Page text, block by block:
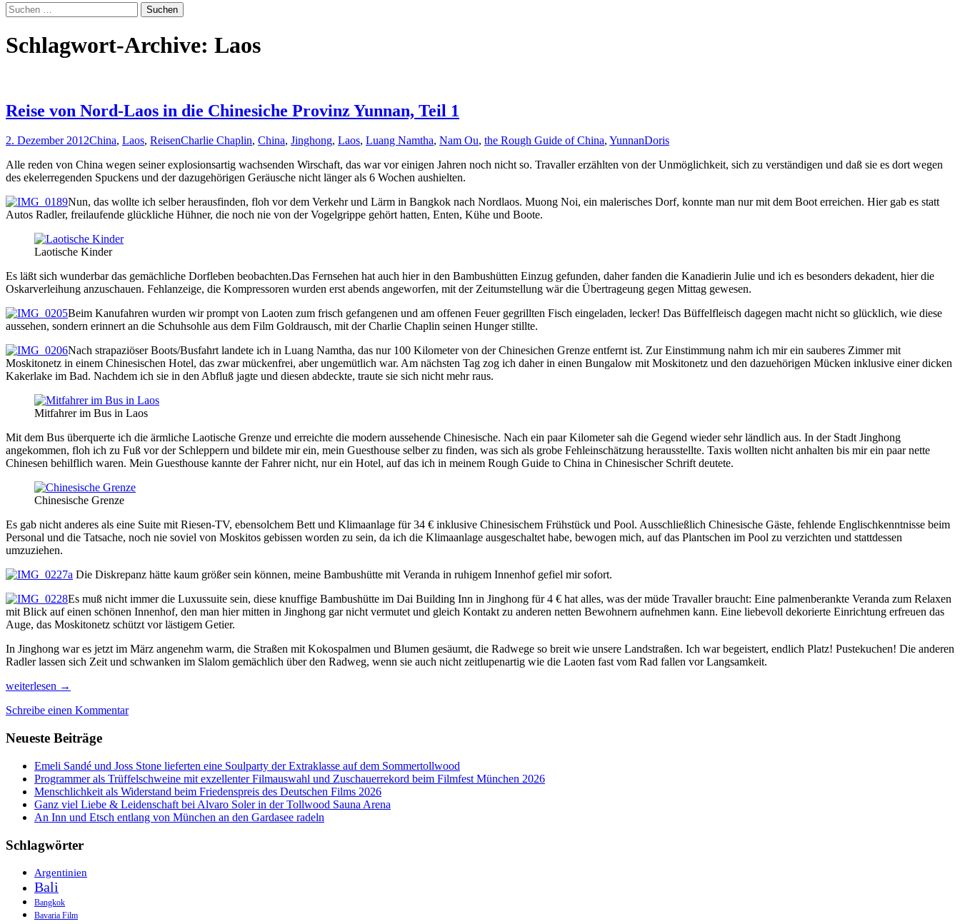
Suchen
nach:
Schlagwort-Archive: Laos
Reise von Nord-Laos in die Chinesiche Provinz Yunnan, Teil 1
2. Dezember 2012China, Laos, ReisenCharlie Chaplin, China, Jinghong, Laos, Luang Namtha, Nam Ou, the Rough Guide of China, YunnanDoris
Alle reden von China wegen seiner explosionsartig wachsenden Wirschaft, das war vor einigen Jahren noch nicht so. Travaller erzählten von der Unmöglichkeit, sich zu verständigen und daß sie es dort wegen
des ekelerregenden Spuckens und der dazugehörigen Geräusche nicht länger als 6 Wochen aushielten.
Nun, das wollte ich selber herausfinden, floh vor dem Verkehr und Lärm in Bangkok nach Nordlaos. Muong Noi, ein malerisches Dorf, konnte man nur mit dem Boot erreichen. Hier gab es statt
Autos Radler, freilaufende glückliche Hühner, die noch nie von der Vogelgrippe gehört hatten, Enten, Kühe und Boote.
Laotische Kinder
Es läßt sich wunderbar das gemächliche Dorfleben beobachten.Das Fernsehen hat auch hier in den Bambushütten Einzug gefunden, daher fanden die Kanadierin Julie und ich es besonders dekadent, hier die
Oskarverleihung anzuschauen. Fehlanzeige, die Kompressoren wurden erst abends angeworfen, mit der Zeitumstellung wär die Übertrageung gegen Mittag gewesen.
Beim Kanufahren wurden wir prompt von Laoten zum frisch gefangenen und am offenen Feuer gegrillten Fisch eingeladen, lecker! Das Büffelfleisch dagegen macht nicht so glücklich, wie diese
aussehen, sondern erinnert an die Schuhsohle aus dem Film Goldrausch, mit der Charlie Chaplin seinen Hunger stillte.
Nach strapaziöser Boots/Busfahrt landete ich in Luang Namtha, das nur 100 Kilometer von der Chinesichen Grenze entfernt ist. Zur Einstimmung nahm ich mir ein sauberes Zimmer mit
Moskitonetz in einem Chinesischen Hotel, das zwar mückenfrei, aber ungemütlich war. Am nächsten Tag zog ich daher in einen Bungalow mit Moskitonetz und den dazuehörigen Mücken inklusive einer dicken
Kakerlake im Bad. Nachdem ich sie in den Abfluß jagte und diesen abdeckte, traute sie sich nicht mehr raus.
Mitfahrer im Bus in Laos
Mit dem Bus überquerte ich die ärmliche Laotische Grenze und erreichte die modern aussehende Chinesische. Nach ein paar Kilometer sah die Gegend wieder sehr ländlich aus. In der Stadt Jinghong
angekommen, floh ich zu Fuß vor der Schleppern und bildete mir ein, mein Guesthouse selber zu finden, was sich als grobe Fehleinschätzung herausstellte. Taxis wollten nicht anhalten bis mir ein paar nette
Chinesen behilflich waren. Mein Guesthouse kannte der Fahrer nicht, nur ein Hotel, auf das ich in meinem Rough Guide to China in Chinesischer Schrift deutete.
Chinesische Grenze
Es gab nicht anderes als eine Suite mit Riesen-TV, ebensolchem Bett und Klimaanlage für 34 € inklusive Chinesischem Frühstück und Pool. Ausschließlich Chinesische Gäste, fehlende Englischkenntnisse beim
Personal und die Tatsache, noch nie soviel von Moskitos gebissen worden zu sein, da ich die Klimaanlage ausgeschaltet habe, bewogen mich, auf das Plantschen im Pool zu verzichten und stattdessen
umzuziehen.
Die Diskrepanz hätte kaum größer sein können, meine Bambushütte mit Veranda in ruhigem Innenhof gefiel mir sofort.
Es muß nicht immer die Luxussuite sein, diese knuffige Bambushütte im Dai Building Inn in Jinghong für 4 € hat alles, was der müde Travaller braucht: Eine palmenberankte Veranda zum Relaxen
mit Blick auf einen schönen Innenhof, den man hier mitten in Jinghong gar nicht vermutet und gleich Kontakt zu anderen netten Bewohnern aufnehmen kann. Eine liebevoll dekorierte Einrichtung erfreuen das
Auge, das Moskitonetz schützt vor lästigem Getier.
In Jinghong war es jetzt im März angenehm warm, die Straßen mit Kokospalmen und Blumen gesäumt, die Radwege so breit wie unsere Landstraßen. Ich war begeistert, endlich Platz! Pustekuchen! Die anderen
Radler lassen sich Zeit und schwanken im Slalom gemächlich über den Radweg, wenn sie auch nicht zeitlupenartig wie die Laoten fast vom Rad fallen vor Langsamkeit.
Reise
Nord-
in
Chinesiche
Provinz
Yunnan,
weiterlesen →
Schreibe einen Kommentar
Neueste Beiträge
Emeli Sandé und Joss Stone lieferten eine Soulparty der Extraklasse auf dem Sommertollwood
Programmer als Trüffelschweine mit exzellenter Filmauswahl und Zuschauerrekord beim Filmfest München 2026
Menschlichkeit als Widerstand beim Friedenspreis des Deutschen Films 2026
Ganz viel Liebe & Leidenschaft bei Alvaro Soler in der Tollwood Sauna Arena
An Inn und Etsch entlang von München an den Gardasee radeln
Schlagwörter
Argentinien
Bali
Bangkok
Bavaria Film